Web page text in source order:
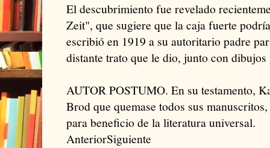
El descubrimiento fue revelado
Zeit", que sugiere que la caja fuerte
escribió en 1919 a su autoritario padre
distante trato que le dio, junto con
AUTOR POSTUMO. En su testamento,
Brod que quemase todos sus
para beneficio de la literatura universal.
AnteriorSiguiente